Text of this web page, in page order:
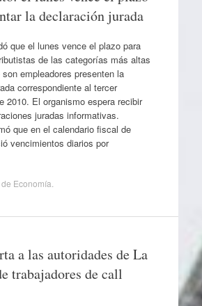
la declaración jurada
que el lunes vence el plazo para
de las categorías más altas
empleadores presenten la
correspondiente al tercer
2010. El organismo espera recibir
juradas informativas.
que en el calendario fiscal de
vencimientos diarios por
de Economía
a las autoridades de La
trabajadores de call